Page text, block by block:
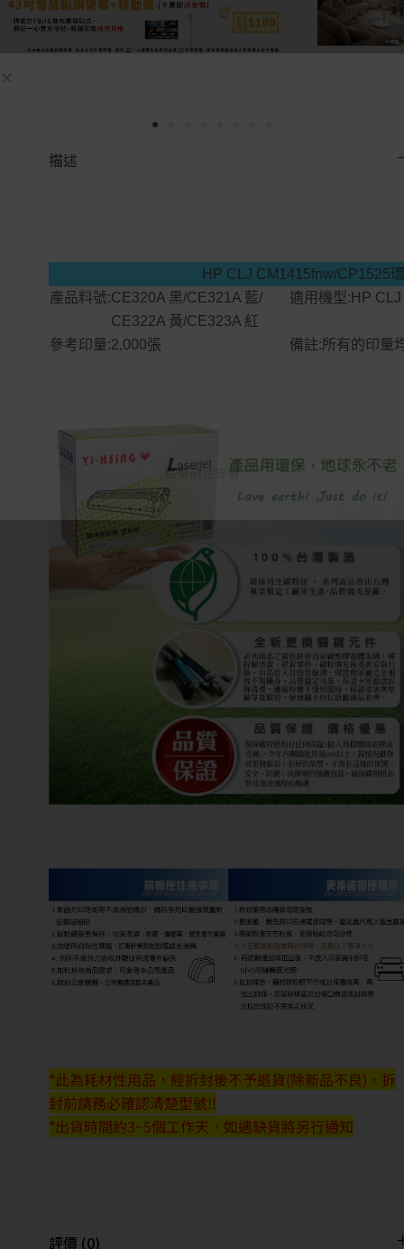
描述
HP CLJ CM1415fnw/CP1525
產品料號:CE320A 黑/CE321A 藍/
CE322A 黃/CE323A 紅
適用機型: HP
參考印量:2,000張 備註:所有的印量
*此為耗材性用品，經拆封後不予退貨(除新品不良)，拆
封前請務必確認清楚型號!!
*出貨時間約3~5個工作天，如遇缺貨將另行通知
評價 (0)
點擊前往查看